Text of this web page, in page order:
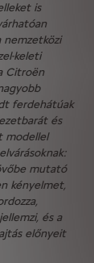
is
nemzetközi
keleti
Citroën
ferdehátúak
és
modellel
mutató
kényelmet,
és a
előnyeit